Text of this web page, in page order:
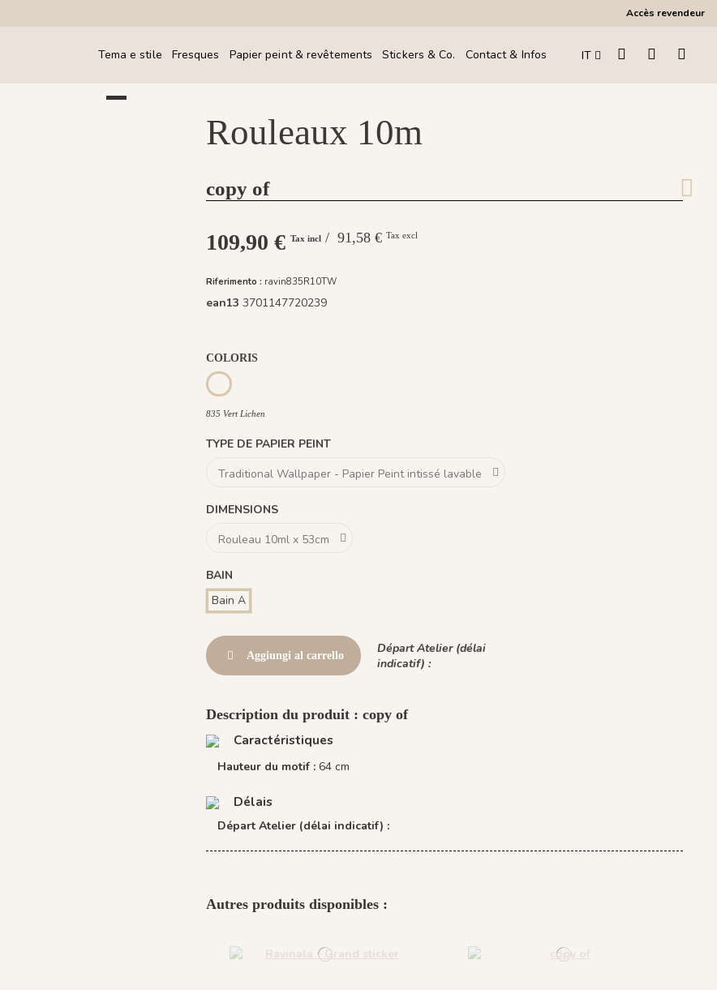
Accès revendeur
Tema e stile Fresques Papier peint & revêtements Stickers & Co. Contact & Infos IT
Rouleaux 10m
copy of
109,90 € Tax incl / 91,58 € Tax excl
Riferimento : ravin835R10TW
ean13 3701147720239
COLORIS
835 Vert Lichen
835 Vert Lichen
TYPE DE PAPIER PEINT
DIMENSIONS
BAIN
Bain A
Aggiungi al carrello
Départ Atelier (délai
indicatif) :
Description du produit : copy of
Caractéristiques
Hauteur du motif : 64 cm
Délais
Départ Atelier (délai indicatif) :
Autres produits disponibles :